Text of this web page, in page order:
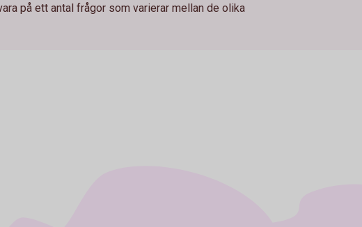
på ett antal frågor som varierar mellan de olika